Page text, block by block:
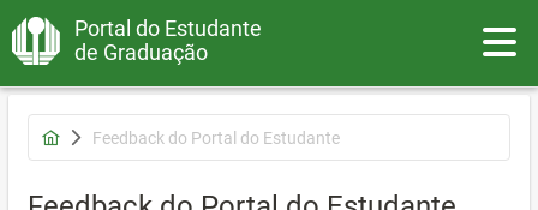
Portal do Estudante
de Graduação
Feedback do Portal do Estudante